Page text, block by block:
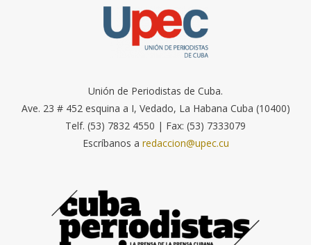
Unión de Periodistas de Cuba.
Ave. 23 # 452 esquina a I, Vedado, La Habana Cuba (10400)
Telf. (53) 7832 4550 | Fax: (53) 7333079
Escríbanos a redaccion@upec.cu